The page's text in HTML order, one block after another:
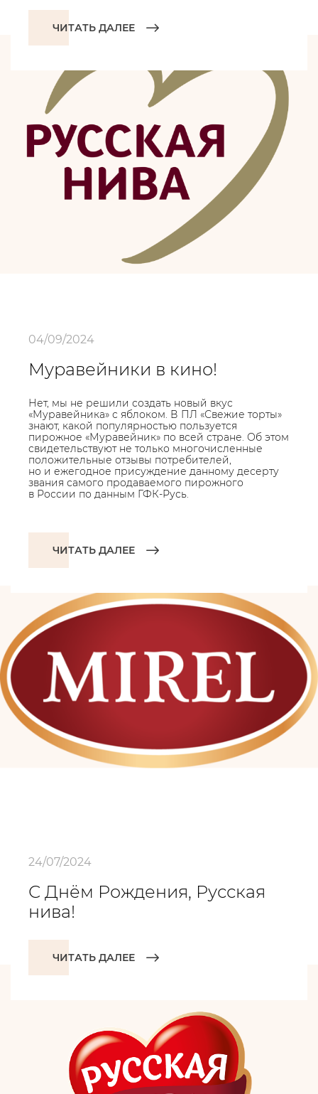
ЧИТАТЬ ДАЛЕЕ
04/09/2024
Муравейники в кино!
Нет, мы не решили создать новый вкус
«Муравейника» с яблоком. В ПЛ «Свежие торты»
знают, какой популярностью пользуется
пирожное «Муравейник» по всей стране. Об этом
свидетельствуют не только многочисленные
положительные отзывы потребителей,
но и ежегодное присуждение данному десерту
звания самого продаваемого пирожного
в России по данным ГФК-Русь.
ЧИТАТЬ ДАЛЕЕ
24/07/2024
С Днём Рождения, Русская
нива!
ЧИТАТЬ ДАЛЕЕ